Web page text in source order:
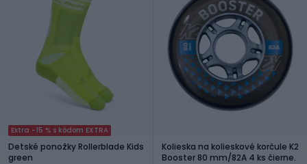
Extra -15 % s kódom EXTRA
Detské ponožky Rollerblade Kids
green
Kolieska na kolieskové korčule K2
Booster 80 mm/82A 4 ks čierne.